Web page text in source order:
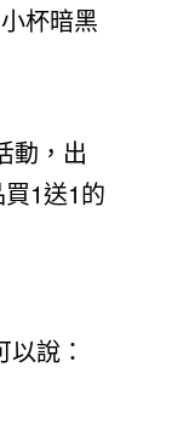
杯暗黑
動，出
1送1的
說：